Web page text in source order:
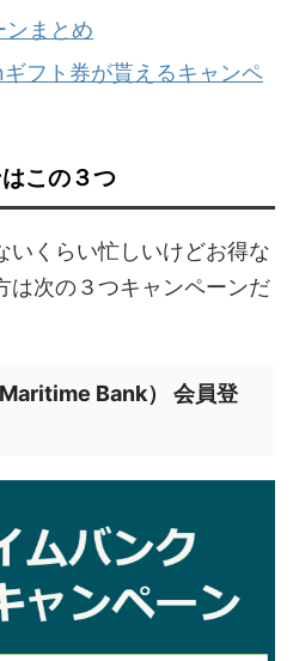
ンまとめ
フト券が貰えるキャンペ
この３つ
いくらい忙しいけどお得な
は次の３つキャンペーンだ
Bank） 会員登